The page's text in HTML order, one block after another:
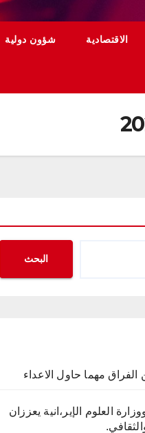
الاقتصادية شؤون دولية
البحث
الفراق مهما حاول الاعداء
العلوم الإير،انية يعززان